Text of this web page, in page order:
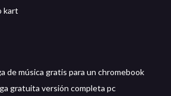
kart
de música gratis para un chromebook
gratuita versión completa pc